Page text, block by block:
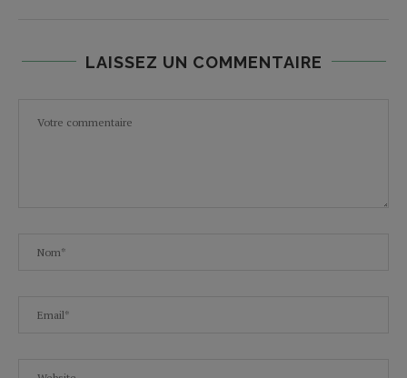
LAISSEZ UN COMMENTAIRE